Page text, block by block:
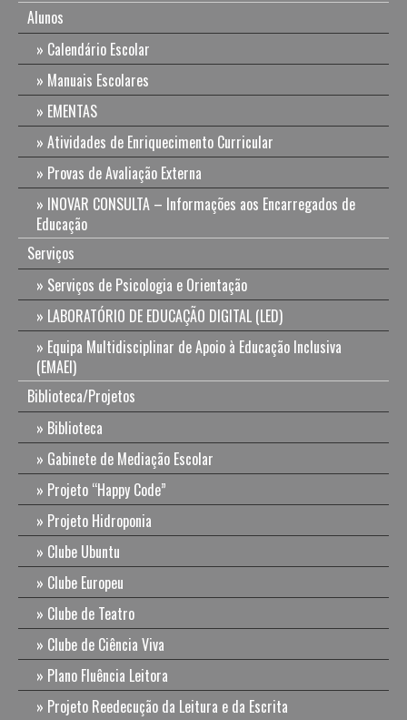
Alunos
Calendário Escolar
Manuais Escolares
EMENTAS
Atividades de Enriquecimento Curricular
Provas de Avaliação Externa
INOVAR CONSULTA – Informações aos Encarregados de
Educação
Serviços
Serviços de Psicologia e Orientação
LABORATÓRIO DE EDUCAÇÃO DIGITAL (LED)
Equipa Multidisciplinar de Apoio à Educação Inclusiva
(EMAEI)
Biblioteca/Projetos
Biblioteca
Gabinete de Mediação Escolar
Projeto “Happy Code”
Projeto Hidroponia
Clube Ubuntu
Clube Europeu
Clube de Teatro
Clube de Ciência Viva
Plano Fluência Leitora
Projeto Reedecução da Leitura e da Escrita